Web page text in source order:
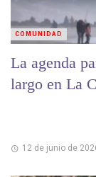
La agenda
largo en La
12 de junio de
COMUNIDAD